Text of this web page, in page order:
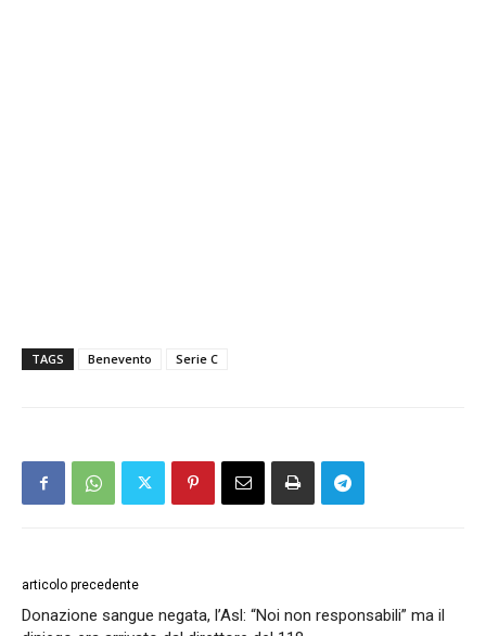
TAGS Benevento Serie C
articolo precedente
Donazione sangue negata, l’Asl: “Noi non responsabili” ma il